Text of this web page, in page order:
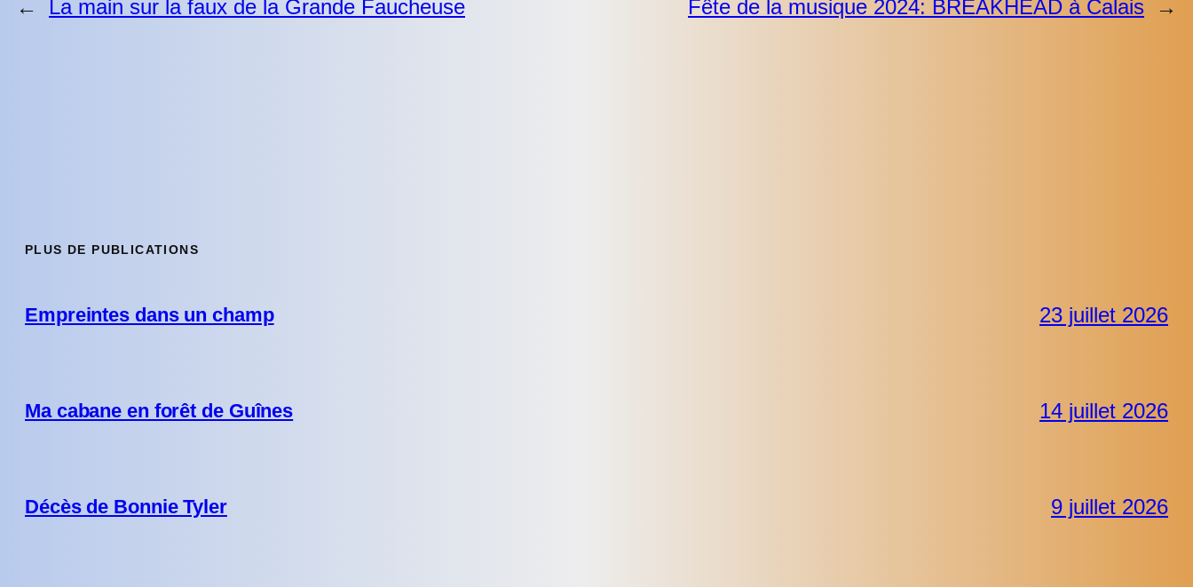
← La main sur la faux de la Grande Faucheuse Fête de la musique 2024: BREAKHEAD à Calais →
PLUS DE PUBLICATIONS
Empreintes dans un champ 23 juillet 2026
Ma cabane en forêt de Guînes 14 juillet 2026
Décès de Bonnie Tyler 9 juillet 2026